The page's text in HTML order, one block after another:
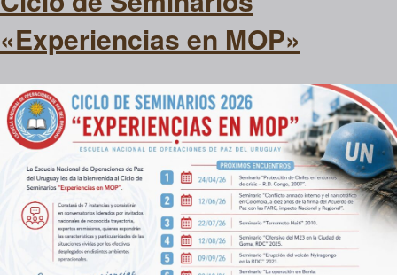
«Experiencias en MOP»